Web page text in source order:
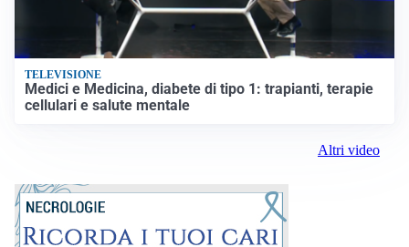
TELEVISIONE
Medici e Medicina, diabete di tipo 1: trapianti, terapie
cellulari e salute mentale
Altri video